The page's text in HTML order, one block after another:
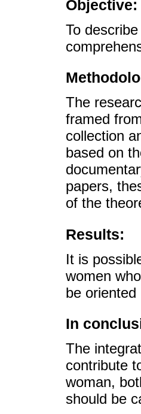
Objective:
To
The
framed
collection
based on
papers,
of the
Results:
It is
women
be oriented
In
The
contribute
woman,
should be